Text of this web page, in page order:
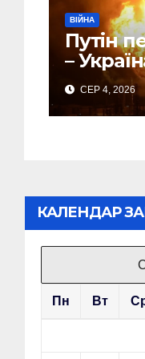
ВІЙНА
Путін
–
почала
об’єкт
СЕР 4, 2026
КАЛЕНДАР
Пн Вт